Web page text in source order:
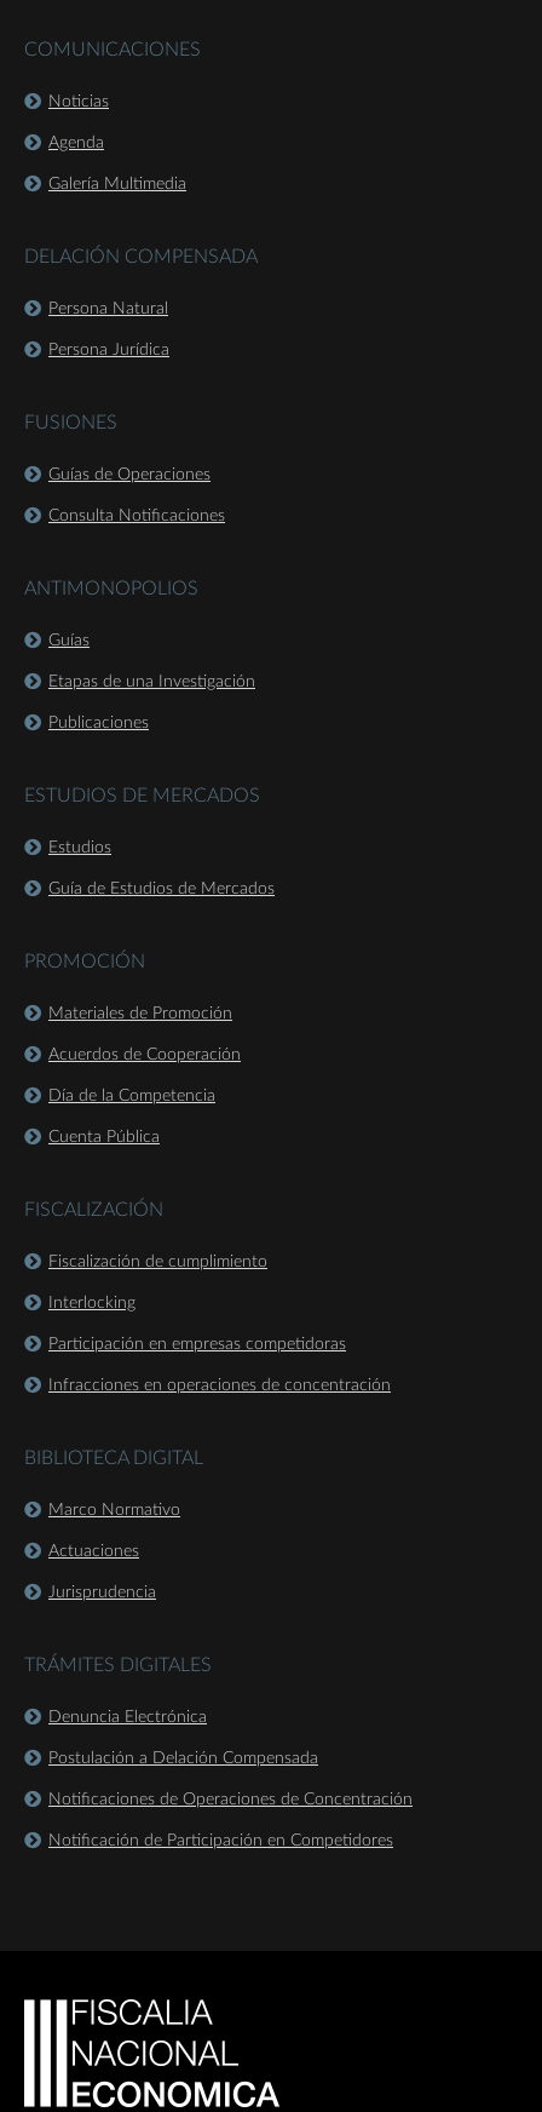
COMUNICACIONES
Noticias
Agenda
Galería Multimedia
DELACIÓN COMPENSADA
Persona Natural
Persona Jurídica
FUSIONES
Guías de Operaciones
Consulta Notificaciones
ANTIMONOPOLIOS
Guías
Etapas de una Investigación
Publicaciones
ESTUDIOS DE MERCADOS
Estudios
Guía de Estudios de Mercados
PROMOCIÓN
Materiales de Promoción
Acuerdos de Cooperación
Día de la Competencia
Cuenta Pública
FISCALIZACIÓN
Fiscalización de cumplimiento
Interlocking
Participación en empresas competidoras
Infracciones en operaciones de concentración
BIBLIOTECA DIGITAL
Marco Normativo
Actuaciones
Jurisprudencia
TRÁMITES DIGITALES
Denuncia Electrónica
Postulación a Delación Compensada
Notificaciones de Operaciones de Concentración
Notificación de Participación en Competidores